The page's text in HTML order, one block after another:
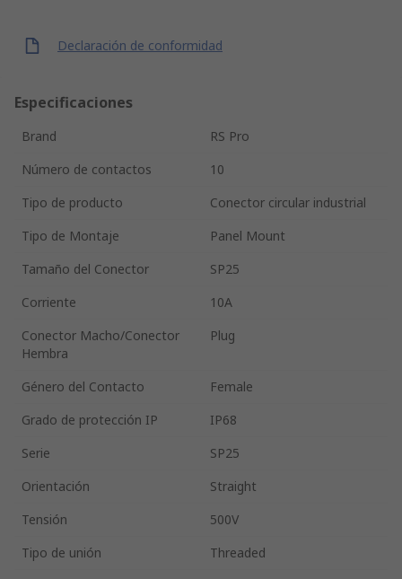
Declaración de conformidad
Especificaciones
Brand
RS Pro
Número de contactos
10
Tipo de producto
Conector circular industrial
Tipo de Montaje
Panel Mount
Tamaño del Conector
SP25
Corriente
10A
Conector Macho/Conector
Hembra
Plug
Género del Contacto
Female
Grado de protección IP
IP68
Serie
SP25
Orientación
Straight
Tensión
500V
Tipo de unión
Threaded